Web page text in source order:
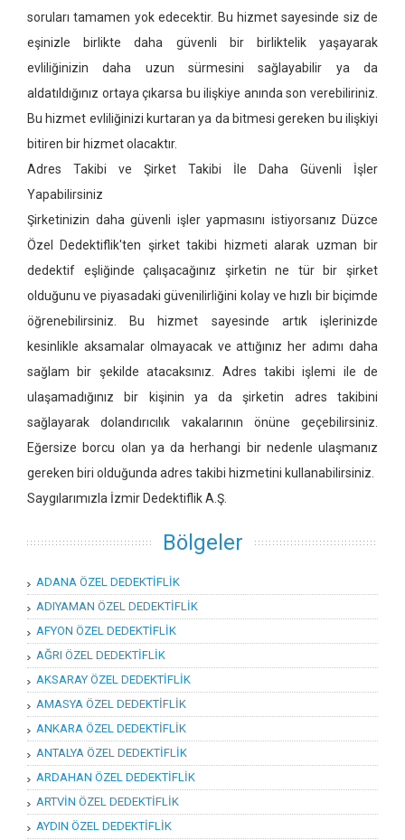
soruları tamamen yok edecektir. Bu hizmet sayesinde siz de
eşinizle birlikte daha güvenli bir birliktelik yaşayarak
evliliğinizin daha uzun sürmesini sağlayabilir ya da
aldatıldığınız ortaya çıkarsa bu ilişkiye anında son verebiliriniz.
Bu hizmet evliliğinizi kurtaran ya da bitmesi gereken bu ilişkiyi
bitiren bir hizmet olacaktır.
Adres Takibi ve Şirket Takibi İle Daha Güvenli İşler
Yapabilirsiniz
Şirketinizin daha güvenli işler yapmasını istiyorsanız Düzce
Özel Dedektiflik'ten şirket takibi hizmeti alarak uzman bir
dedektif eşliğinde çalışacağınız şirketin ne tür bir şirket
olduğunu ve piyasadaki güvenilirliğini kolay ve hızlı bir biçimde
öğrenebilirsiniz. Bu hizmet sayesinde artık işlerinizde
kesinlikle aksamalar olmayacak ve attığınız her adımı daha
sağlam bir şekilde atacaksınız. Adres takibi işlemi ile de
ulaşamadığınız bir kişinin ya da şirketin adres takibini
sağlayarak dolandırıcılık vakalarının önüne geçebilirsiniz.
Eğersize borcu olan ya da herhangi bir nedenle ulaşmanız
gereken biri olduğunda adres takibi hizmetini kullanabilirsiniz.
Saygılarımızla İzmir Dedektiflik A.Ş.
Bölgeler
ADANA ÖZEL DEDEKTİFLİK
ADIYAMAN ÖZEL DEDEKTİFLİK
AFYON ÖZEL DEDEKTİFLİK
AĞRI ÖZEL DEDEKTİFLİK
AKSARAY ÖZEL DEDEKTİFLİK
AMASYA ÖZEL DEDEKTİFLİK
ANKARA ÖZEL DEDEKTİFLİK
ANTALYA ÖZEL DEDEKTİFLİK
ARDAHAN ÖZEL DEDEKTİFLİK
ARTVİN ÖZEL DEDEKTİFLİK
AYDIN ÖZEL DEDEKTİFLİK